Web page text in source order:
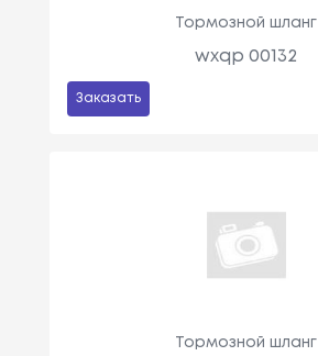
Тормозной шланг
wxqp 00132
Заказать
Тормозной шланг